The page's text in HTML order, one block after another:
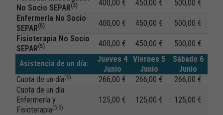
No Socio SEPAR(3) 400,00 € 450,00 €
500,00 €
Enfermería No Socio
SEPAR(5) 400,00 € 450,00 €
500,00 €
Fisioterapia No Socio
SEPAR(5) 400,00 € 450,00 € 500,00 €
Asistencia de un día:
Jueves 4
Junio
Viernes 5
Junio
Sábado 6
Junio
Cuota de un día(6) 266,00 € 266,00 €
266,00 €
Cuota de un día
Enfermería y
Fisioterapia(5,6)
125,00 € 125,00 € 125,00 €